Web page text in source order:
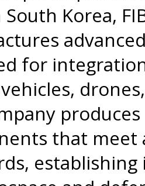
Korea,
for
that meet